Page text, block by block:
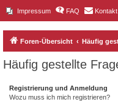
Impressum FAQ Kontakt
Foren-Übersicht Häufig
Häufig gestellte
Registrierung und Anmeldung
Wozu muss ich mich registrieren?